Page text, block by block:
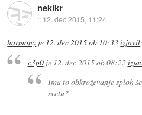
nekikr
:: 12. dec 2015, 11:24
harmony je 12. dec 2015 ob 10:33izjavil:
c3p0je 12. dec 2015 ob 08:22
Ima to obkroževanje sploh
svetu?